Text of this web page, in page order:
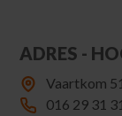
ADRES -
Vaartkom
016 29 31 31